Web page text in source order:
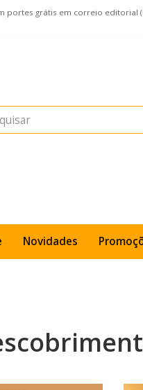
portes grátis em correio
Novidades